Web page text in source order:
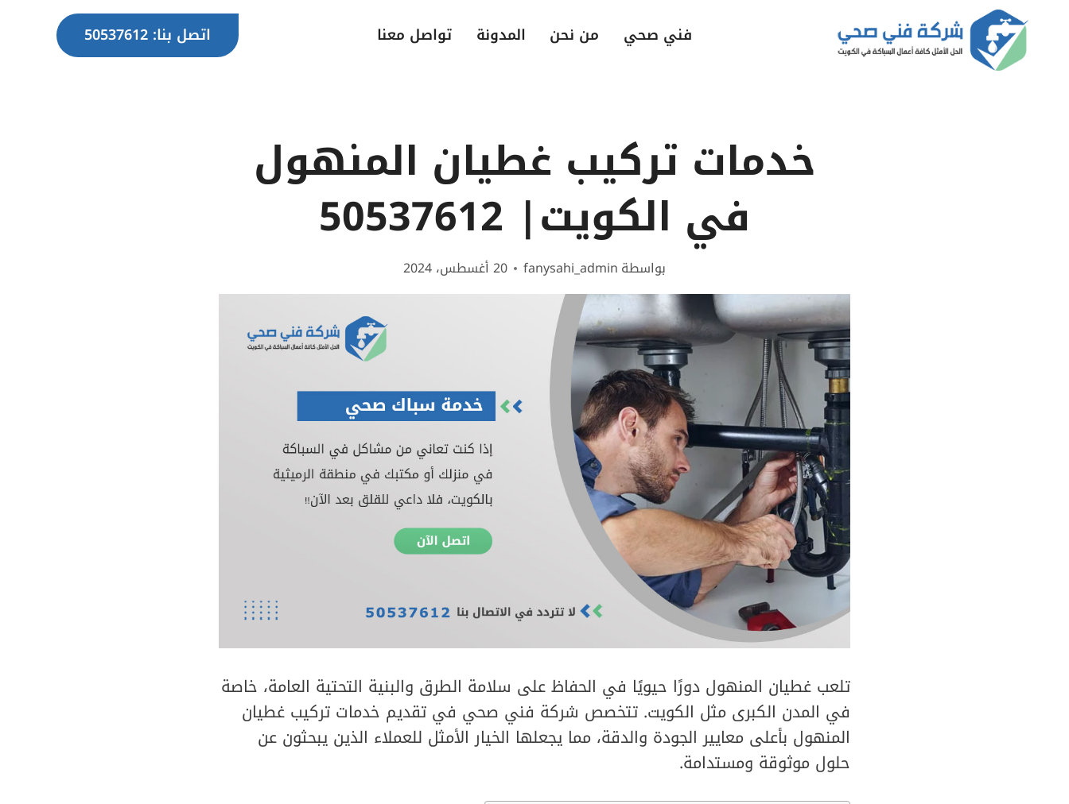
التجاوز
المحتوى
فني صحي من نحن المدونة تواصل معنا اتصل بنا: 50537612
خدمات تركيب غطيان المنهول
في الكويت| 50537612
بواسطةfanysahi_admin 20 أغسطس، 2024
تلعب غطيان المنهول دورًا حيويًا في الحفاظ على سلامة الطرق والبنية التحتية العامة، خاصة
في المدن الكبرى مثل الكويت. تتخصص شركة فني صحي في تقديم خدمات تركيب غطيان
المنهول بأعلى معايير الجودة والدقة، مما يجعلها الخيار الأمثل للعملاء الذين يبحثون عن
حلول موثوقة ومستدامة.